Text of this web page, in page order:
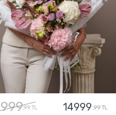
,99 TL 14999 ,99 TL